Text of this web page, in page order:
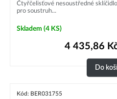
Čtyřčelisťové nesoustředné
pro soustruh...
Skladem (4 KS)
4 435,86
Do
Kód: BER031755